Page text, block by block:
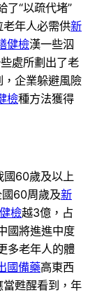
了“以疏代堵”
年人必需供新
健檢漢一些泅
處所劃出了老
，企業躲避風險
檢種方法獲得
國60歲及以上
60周歲及新
檢越3億，占
國將進進中度
多老年人的體
國備藥高東西
甦醒看到，年